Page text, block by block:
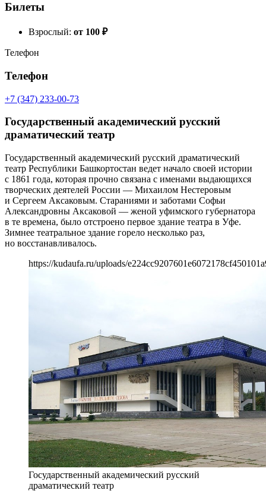
Билеты
Взрослый: от 100 ₽
Телефон
Телефон
+7 (347) 233-00-73
Государственный академический русский
драматический театр
Государственный академический русский драматический
театр Республики Башкортостан ведет начало своей истории
с 1861 года, которая прочно связана с именами выдающихся
творческих деятелей России — Михаилом Нестеровым
и Сергеем Аксаковым. Стараниями и заботами Софьи
Александровны Аксаковой — женой уфимского губернатора
в те времена, было отстроено первое здание театра в Уфе.
Зимнее театральное здание горело несколько раз,
но восстанавливалось.
https://kudaufa.ru/uploads/
Государственный академический русский
драматический театр